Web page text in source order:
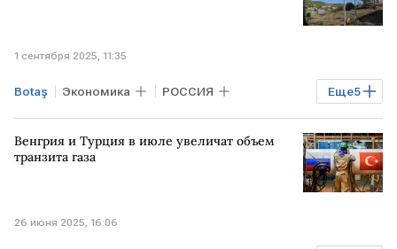
1 сентября 2025, 11:35
Еще5
Botaş Экономика РОССИЯ
ТУРЦИЯ КИТАЙ
Реджеп Тайип Эрдоган
Росатом
Венгрия и Турция в июле увеличат объем
транзита газа
26 июня 2025, 16:06